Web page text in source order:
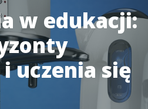
w edukacji:
uczenia się